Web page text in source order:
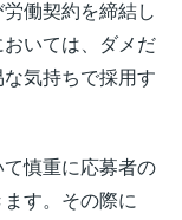
働契約を締結し
いては、ダメだ
気持ちで採用す
慎重に応募者の
す。その際に